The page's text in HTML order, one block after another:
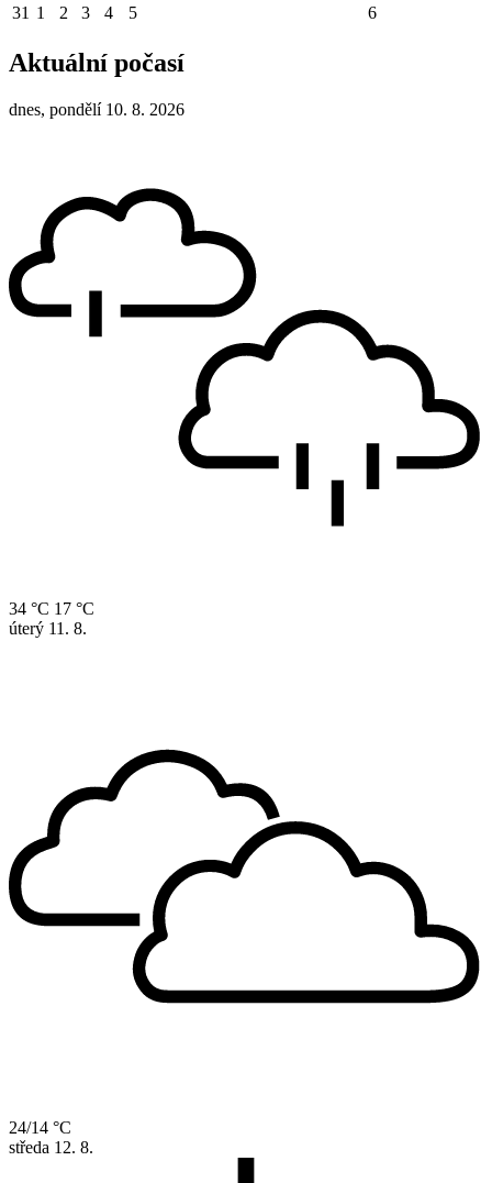
31 1 2 3 4 5 6
Aktuální počasí
dnes, pondělí 10. 8. 2026
34 °C 17 °C
úterý 11. 8.
24/14 °C
středa 12. 8.